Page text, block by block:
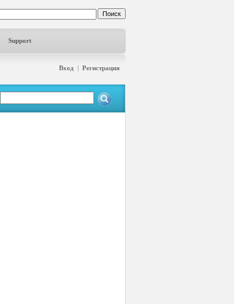
Support
Вход | Регистрация